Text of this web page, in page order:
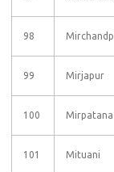
98
99 Mirjapur
100 Mirpatana
101 Mituani